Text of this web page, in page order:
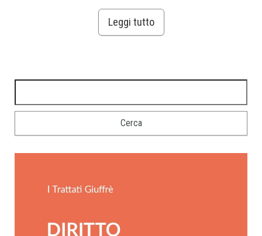
Leggi tutto